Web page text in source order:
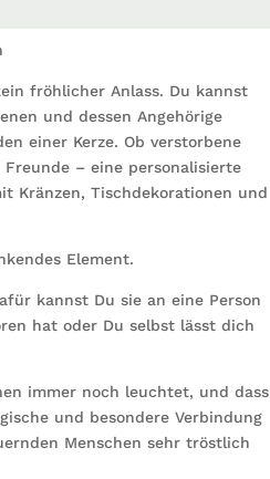
fröhlicher Anlass. Du kannst
und dessen Angehörige
einer Kerze. Ob verstorbene
– eine personalisierte
Kränzen, Tischdekorationen und
Element.
kannst Du sie an eine Person
hat oder Du selbst lässt dich
immer noch leuchtet, und dass
und besondere Verbindung
Menschen sehr tröstlich